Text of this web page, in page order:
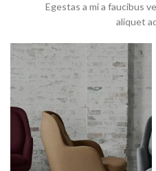
Egestas a mi a faucibus
aliquet